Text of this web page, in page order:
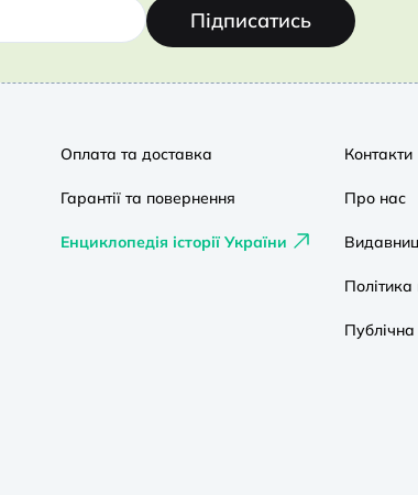
Підписатись
Оплата та доставка
Гарантії та повернення
Енциклопедія історії України
Контакти
Про нас
Політика